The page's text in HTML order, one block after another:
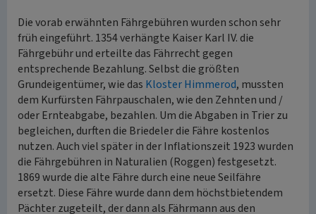
Die vorab erwähnten Fährgebühren wurden schon sehr
früh eingeführt. 1354 verhängte Kaiser Karl IV. die
Fährgebühr und erteilte das Fährrecht gegen
entsprechende Bezahlung. Selbst die größten
Grundeigentümer, wie das Kloster Himmerod, mussten
dem Kurfürsten Fährpauschalen, wie den Zehnten und /
oder Ernteabgabe, bezahlen. Um die Abgaben in Trier zu
begleichen, durften die Briedeler die Fähre kostenlos
nutzen. Auch viel später in der Inflationszeit 1923 wurden
die Fährgebühren in Naturalien (Roggen) festgesetzt.
1869 wurde die alte Fähre durch eine neue Seilfähre
ersetzt. Diese Fähre wurde dann dem höchstbietendem
Pächter zugeteilt, der dann als Fährmann aus den